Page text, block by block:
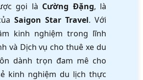
gọi là Cường Đặng, là
Saigon Star Travel. Với
kinh nghiệm trong lĩnh
và Dịch vụ cho thuê xe du
dành trọn đam mê cho
kinh nghiệm du lịch thực